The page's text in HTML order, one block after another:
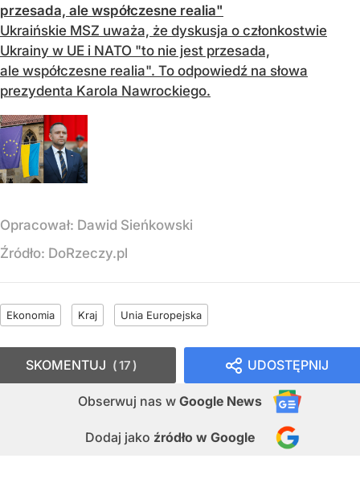
przesada, ale współczesne realia"
Ukraińskie MSZ uważa, że dyskusja o członkostwie
Ukrainy w UE i NATO "to nie jest przesada,
ale współczesne realia". To odpowiedź na słowa
prezydenta Karola Nawrockiego.
Opracował: Dawid Sieńkowski
Źródło: DoRzeczy.pl
Ekonomia Kraj Unia Europejska
UDOSTĘPNIJ
Obserwuj nas w Google News
Dodaj jako źródło w Google
SKOMENTUJ 17